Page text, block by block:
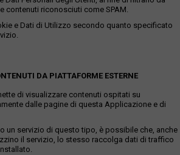
contenuti riconosciuti come SPAM.
e Dati di Utilizzo secondo quanto specificato
DA PIATTAFORME ESTERNE
di visualizzare contenuti ospitati su
dalle pagine di questa Applicazione e di
un servizio di questo tipo, è possibile che, anche
il servizio, lo stesso raccolga dati di traffico